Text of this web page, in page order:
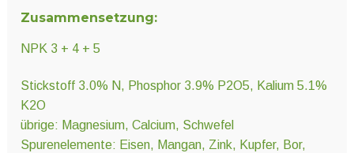
Zusammensetzung:
NPK 3 + 4 + 5
Stickstoff 3.0% N, Phosphor 3.9% P2O5, Kalium 5.1%
K2O
übrige: Magnesium, Calcium, Schwefel
Spurenelemente: Eisen, Mangan, Zink, Kupfer, Bor,